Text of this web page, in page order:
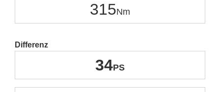
315
Differenz
34